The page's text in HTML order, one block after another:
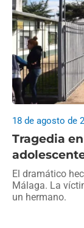
Tragedia
18 de agosto de
El dramático
Málaga. La
un hermano.